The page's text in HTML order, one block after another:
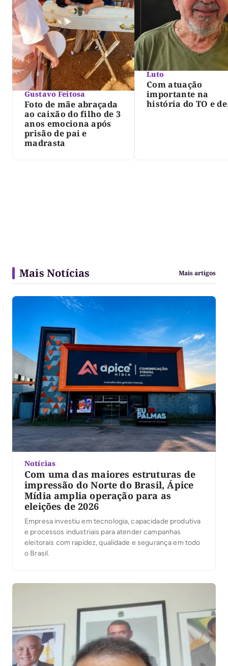
Gustavo Feitosa
Foto de mãe abraçada
ao caixão do filho de 3
anos emociona após
prisão de pai e
madrasta
Luto
Com atuação
importante na
história do TO e de
Mais Notícias Mais artigos
Notícias
Com uma das maiores estruturas de
impressão do Norte do Brasil, Ápice
Mídia amplia operação para as
eleições de 2026
Empresa investiu em tecnologia, capacidade produtiva
e processos industriais para atender campanhas
eleitorais com rapidez, qualidade e segurança em todo
o Brasil.